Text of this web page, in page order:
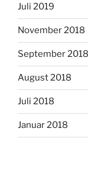
Juli 2019
November 2018
September 2018
August 2018
Juli 2018
Januar 2018